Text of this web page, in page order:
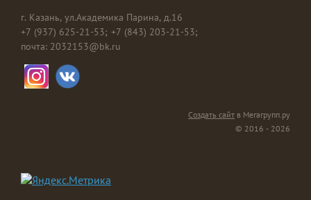
г. Казань, ул.Академика Парина, д.16
+7 (937) 625-21-53 +7 (843) 203-21-53
почта: 2032153@bk.ru
Создать сайт в Мегагрупп.ру
© 2016 - 2026